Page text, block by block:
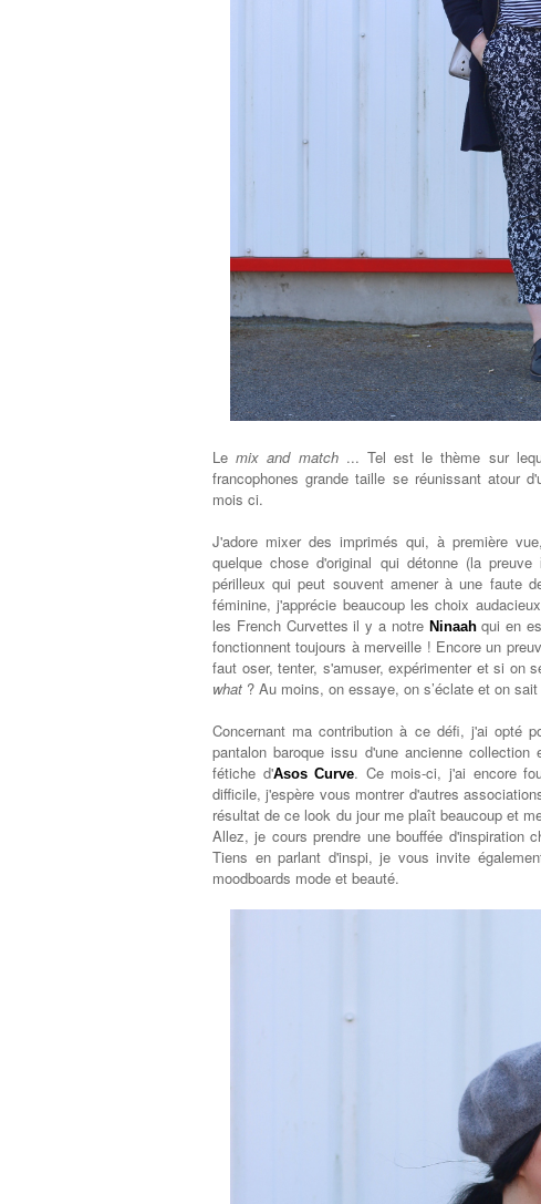
Lemix and match... Tel est le thème sur
francophones grande taille se réunissant atour
mois ci.
J'adore mixer des imprimés qui, à première
quelque chose d'original qui détonne (la preuve
périlleux qui peut souvent amener à une faute
féminine, j'apprécie beaucoup les choix
les French Curvettes il y a notre Ninaahqui en
fonctionnent toujours à merveille ! Encore un
faut oser, tenter, s'amuser, expérimenter et si on
what ? Au moins, on essaye, on s’éclate et on
Concernant ma contribution à ce défi, j'ai opté
pantalon baroque issu d'une ancienne
fétiche d'Asos Curve. Ce mois-ci, j'ai encore
difficile, j'espère vous montrer d'autres
résultat de ce look du jour me plaît beaucoup et
Allez, je cours prendre une bouffée d'inspiration
Tiens en parlant d'inspi, je vous invite
moodboards mode et beauté.